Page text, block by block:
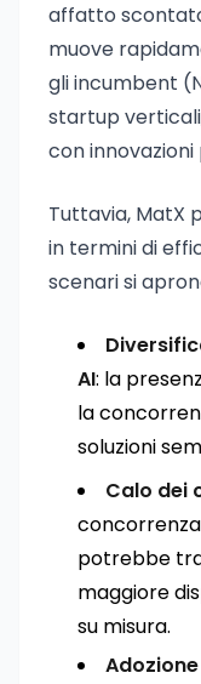
affatto
muove
gli incumbent
startup
con innovazioni
Tuttavia, MatX
in termini di
scenari si
AI: la
la
soluzioni
Calo dei
potrebbe
maggiore
su misura.